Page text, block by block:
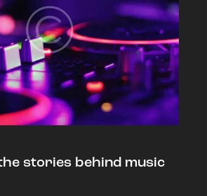
stories behind music